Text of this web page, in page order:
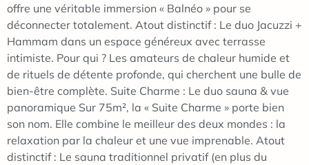
offre une véritable immersion « Balnéo » pour se
déconnecter totalement. Atout distinctif : Le duo Jacuzzi +
Hammam dans un espace généreux avec terrasse
intimiste. Pour qui ? Les amateurs de chaleur humide et
de rituels de détente profonde, qui cherchent une bulle de
bien-être complète. Suite Charme : Le duo sauna & vue
panoramique Sur 75m², la « Suite Charme » porte bien
son nom. Elle combine le meilleur des deux mondes : la
relaxation par la chaleur et une vue imprenable. Atout
distinctif : Le sauna traditionnel privatif (en plus du